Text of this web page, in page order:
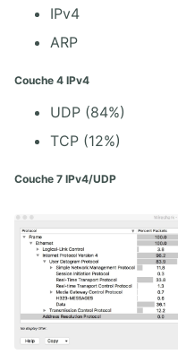
IPv4
ARP
Couche 4 IPv4
UDP (84%)
TCP (12%)
Couche 7 IPv4/UDP